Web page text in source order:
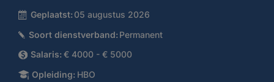
Geplaatst: 05 augustus 2026
Soort dienstverband: Permanent
Salaris: € 4000 - € 5000
Opleiding: HBO